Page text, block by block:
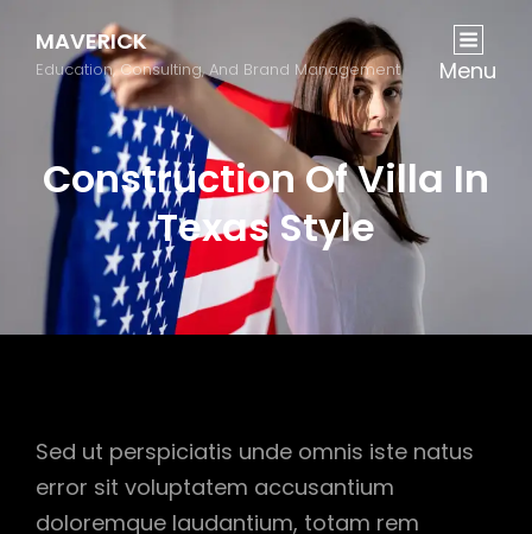
MAVERICK
Education, Consulting, And Brand Management Menu
Construction Of Villa In
Texas Style
Sed ut perspiciatis unde omnis iste natus
error sit voluptatem accusantium
doloremque laudantium, totam rem